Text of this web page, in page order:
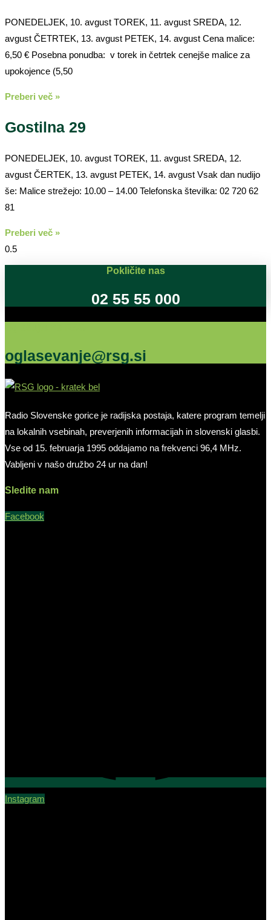
PONEDELJEK, 10. avgust TOREK, 11. avgust SREDA, 12.
avgust ČETRTEK, 13. avgust PETEK, 14. avgust Cena malice:
6,50 € Posebna ponudba: v torek in četrtek cenejše malice za
upokojence (5,50
Preberi več »
Gostilna 29
PONEDELJEK, 10. avgust TOREK, 11. avgust SREDA, 12.
avgust ČERTEK, 13. avgust PETEK, 14. avgust Vsak dan nudijo
še: Malice strežejo: 10.00 – 14.00 Telefonska številka: 02 720 62
81
Preberi več »
Pokličite nas
02 55 55 000
oglasevanje@rsg.si
Radio Slovenske gorice je radijska postaja, katere program temelji
na lokalnih vsebinah, preverjenih informacijah in slovenski glasbi.
Vse od 15. februarja 1995 oddajamo na frekvenci 96,4 MHz.
Vabljeni v našo družbo 24 ur na dan!
Sledite nam
Facebook
Instagram